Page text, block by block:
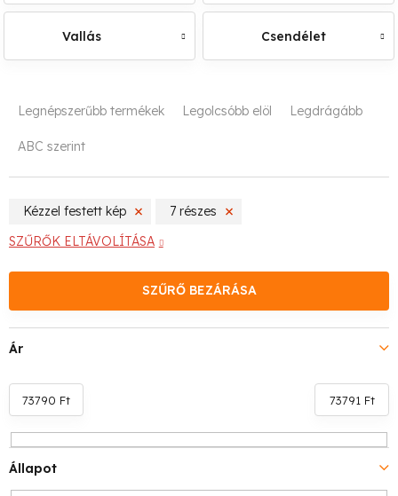
Vallás Csendélet
T
m
é
k
e
k
e
n
d
Legnépszerűbb termékek Legolcsóbb elöl Legdrágább
ABC szerint
Kézzel festett kép
7 részes
SZŰRŐK ELTÁVOLÍTÁSA
SZŰRŐ BEZÁRÁSA
Ár
73790 Ft 73791 Ft
Állapot